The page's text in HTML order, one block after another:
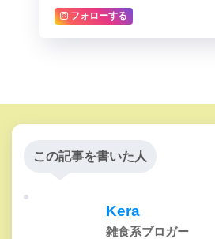
フォローする
この記事を書いた人
Kera
雑食系ブロガー